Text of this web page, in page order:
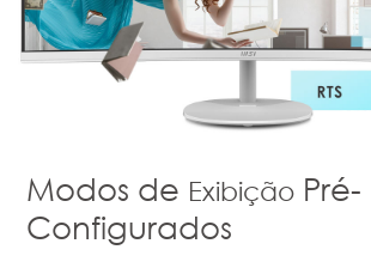
Modos de Exibição Pré-
Configurados